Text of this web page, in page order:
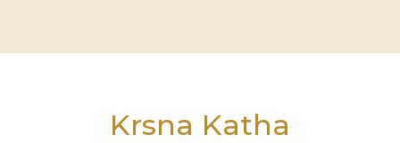
Krsna Katha